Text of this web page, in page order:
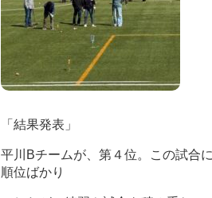
「結果発表」
平川Bチームが、第４位。この試合
順位ばかり